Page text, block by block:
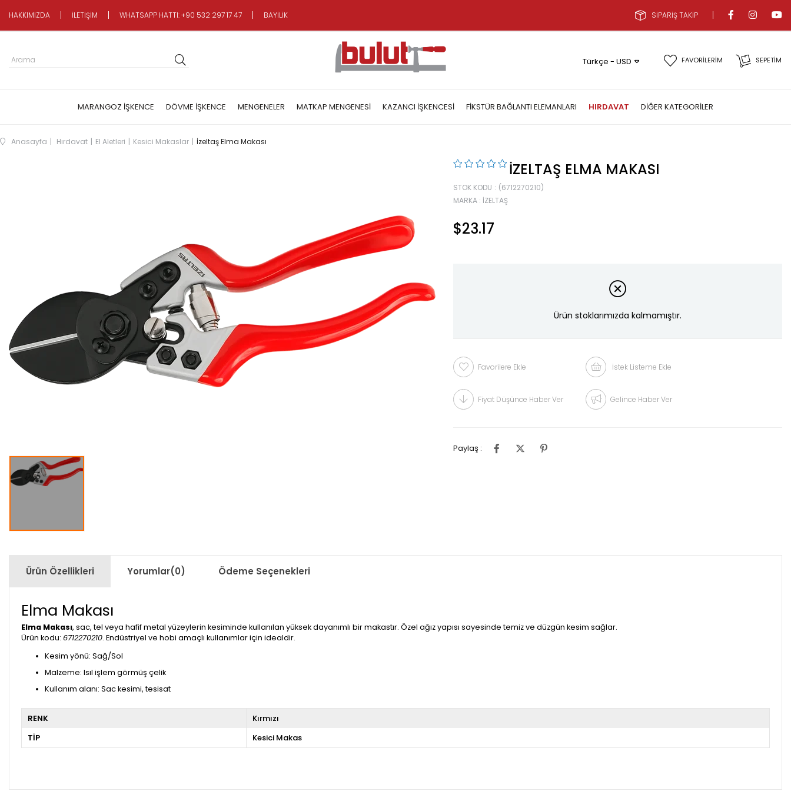
HAKKIMIZDA İLETİŞİM WHATSAPP HATTI: +90 532 297 17 47 BAYİLİK SİPARİŞ TAKİP
SEPETIM
FAVORİLERİM
Türkçe - USD
MARANGOZ İŞKENCE DÖVME İŞKENCE MENGENELER MATKAP MENGENESI KAZANCI İŞKENCESI FIKSTÜR BAĞLANTI ELEMANLARI HIRDAVAT DIĞER KATEGORILER
Anasayfa Hırdavat El Aletleri Kesici Makaslar İzeltaş Elma Makası
İZELTAŞ ELMA MAKASI
STOK KODU
(6712270210)
MARKA : İZELTAŞ
$23.17
Ürün stoklarımızda kalmamıştır.
Favorilere Ekle İstek Listeme Ekle
Fiyat Düşünce Haber Ver Gelince Haber Ver
Paylaş :
Ürün Özellikleri Yorumlar(0) Ödeme Seçenekleri
Elma Makası
Elma Makası, sac, tel veya hafif metal yüzeylerin kesiminde kullanılan yüksek dayanımlı bir makastır. Özel ağız yapısı sayesinde temiz ve düzgün kesim sağlar.
Ürün kodu: 6712270210. Endüstriyel ve hobi amaçlı kullanımlar için idealdir.
Kesim yönü: Sağ/Sol
Malzeme: Isıl işlem görmüş çelik
Kullanım alanı: Sac kesimi, tesisat
RENK
Kırmızı
TİP
Kesici Makas